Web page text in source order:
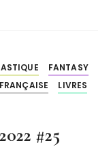
FANTASY
LIVRES
#25